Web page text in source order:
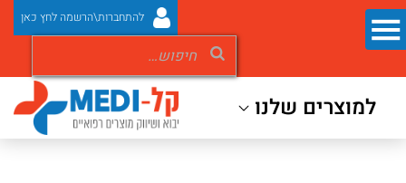
להתחברות\הרשמה לחץ כאן
למוצרים שלנו